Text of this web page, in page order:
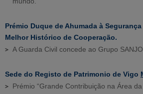
Prémio Duque de Ahumada à
Melhor Histórico de Cooperação.
A Guarda Civil concede ao Grupo
Sede do Registo de Patrimonio de Vigo
Prémio “Grande Contribuição na Área da